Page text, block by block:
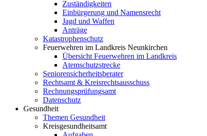
Zuständigkeiten
Einbürgerung und Namensrecht
Jagd und Waffen
Anträge
Katastrophenschutz
Feuerwehren im Landkreis Neunkirchen
Übersicht Feuerwehren im Landkreis
Atemschutzstrecke
Seniorensicherheitsberater
Rechtsamt & Kreisrechtsausschuss
Rechnungsprüfungsamt
Datenschutz
Gesundheit
Themen Gesundheit
Kreisgesundheitsamt